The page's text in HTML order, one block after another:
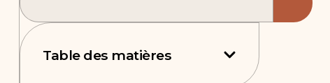
Table des matières